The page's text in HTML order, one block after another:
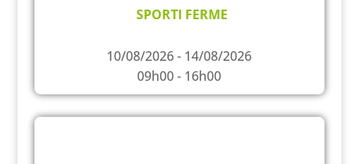
SPORTI FERME
10/08/2026 - 14/08/2026
09h00 - 16h00